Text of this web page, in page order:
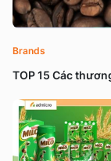
TOP 15 Các
Brands